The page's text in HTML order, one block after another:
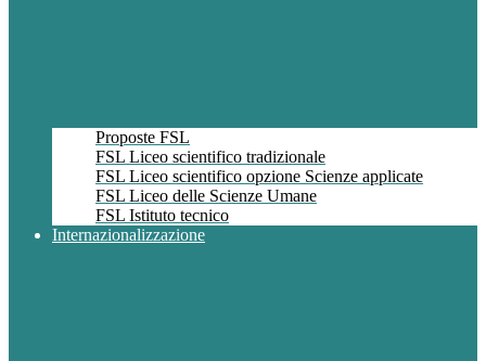
Proposte FSL
FSL Liceo scientifico tradizionale
FSL Liceo scientifico opzione Scienze applicate
FSL Liceo delle Scienze Umane
FSL Istituto tecnico
Internazionalizzazione